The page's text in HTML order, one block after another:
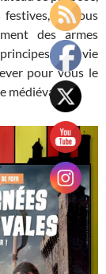
festives, de vous
des armes
de la vie
pour vous le
médiévale.